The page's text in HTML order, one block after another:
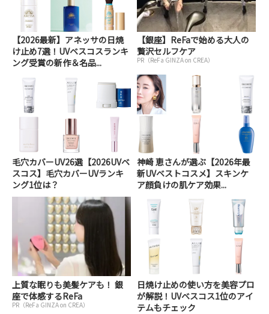
【2026最新】アネッサの日焼
け止め7選！UVベスコスランキ
ング受賞の新作＆名品...
【銀座】ReFaで始める大人の
贅沢セルフケア
PR（ReFa GINZA on CREA）
毛穴カバーUV26選【2026UVベ
スコス】毛穴カバーUVランキ
ング1位は？
神崎 恵さんが選ぶ【2026年最
新UVベストコスメ】スキンケ
ア顔負けの肌ケア効果...
上質な眠りも美髪ケアも！ 銀
座で体感するReFa
PR（ReFa GINZA on CREA）
日焼け止めの使い方を美容プロ
が解説！UVベスコス1位のアイ
テムもチェック